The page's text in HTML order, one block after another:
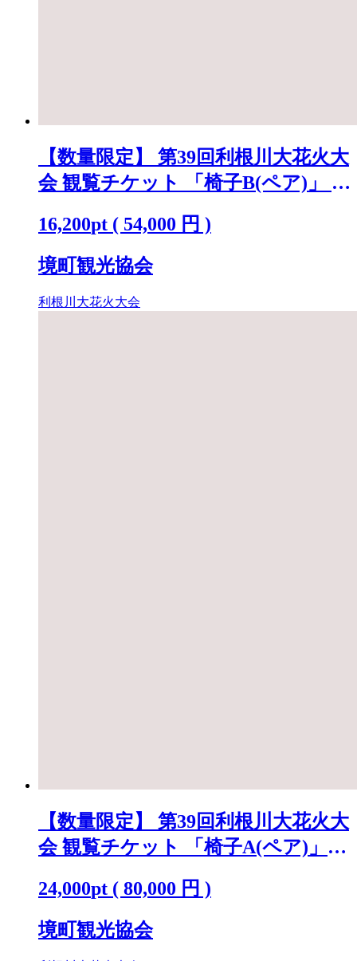
【数量限定】 第39回利根川大花火大
会 観覧チケット 「椅子B(ペア)」 ※
16,200pt ( 54,000 円 )
境町観光協会
利根川大花火大会
【数量限定】 第39回利根川大花火大
会 観覧チケット 「椅子A(ペア)」
24,000pt ( 80,000 円 )
境町観光協会